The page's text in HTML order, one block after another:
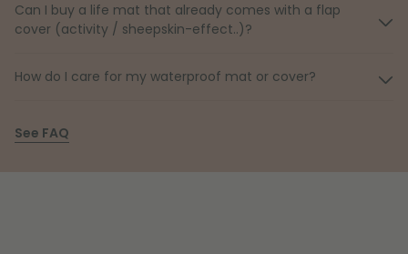
Can I buy a life mat that already comes with a flap
cover (activity / sheepskin-effect..)?
How do I care for my waterproof mat or cover?
See FAQ